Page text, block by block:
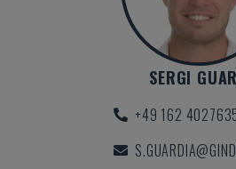
SERGI
+49 162